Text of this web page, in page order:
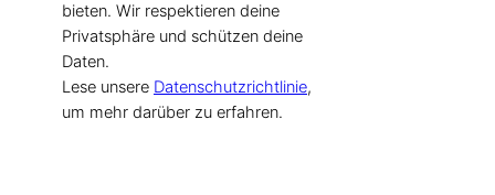
for Models & Influencers!
bieten. Wir respektieren deine
Privatsphäre und schützen deine
Daten.
Lese unsere Datenschutzrichtlinie,
um mehr darüber zu erfahren.